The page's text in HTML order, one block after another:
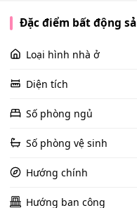
Đặc điểm bất động
Loại hình nhà ở
Diện tích
Số phòng ngủ
Số phòng vệ sinh
Hướng chính
Hướng ban công